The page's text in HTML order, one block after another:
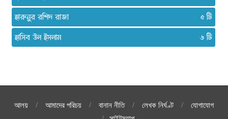
হারুনুর রশিদ রাজা
৫
হাসিব উল ইসলাম
৬
আলয় আমাদের পরিচয় বানান নীতি লেখক নির্ঘণ্ট
যোগাযোগ